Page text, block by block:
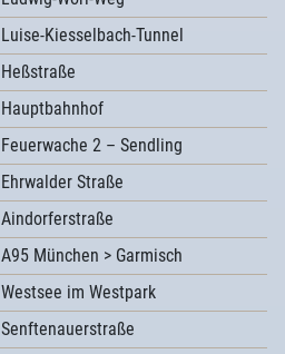
Luise-Kiesselbach-Tunnel
Heßstraße
Hauptbahnhof
Feuerwache 2 – Sendling
Ehrwalder Straße
Aindorferstraße
A95 München > Garmisch
Westsee im Westpark
Senftenauerstraße